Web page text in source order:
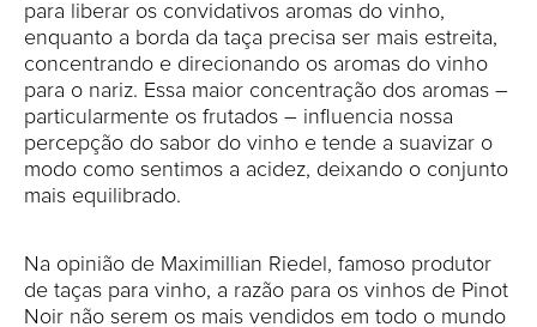
para liberar os convidativos aromas do vinho,
enquanto a borda da taça precisa ser mais estreita,
concentrando e direcionando os aromas do vinho
para o nariz. Essa maior concentração dos aromas –
particularmente os frutados – influencia nossa
percepção do sabor do vinho e tende a suavizar o
modo como sentimos a acidez, deixando o conjunto
mais equilibrado.
Na opinião de Maximillian Riedel, famoso produtor
de taças para vinho, a razão para os vinhos de Pinot
Noir não serem os mais vendidos em todo o mundo